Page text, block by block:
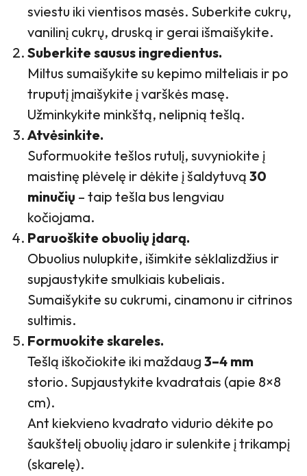
sviestu iki vientisos masės. Suberkite cukrų,
vanilinį cukrų, druską ir gerai išmaišykite.
Suberkite sausus ingredientus.
Miltus sumaišykite su kepimo milteliais ir po
truputį įmaišykite į varškės masę.
Užminkykite minkštą, nelipnią tešlą.
Atvėsinkite.
Suformuokite tešlos rutulį, suvyniokite į
maistinę plėvelę ir dėkite į šaldytuvą 30
minučių – taip tešla bus lengviau
kočiojama.
Paruoškite obuolių įdarą.
Obuolius nulupkite, išimkite sėklalizdžius ir
supjaustykite smulkiais kubeliais.
Sumaišykite su cukrumi, cinamonu ir citrinos
sultimis.
Formuokite skareles.
Tešlą iškočiokite iki maždaug 3–4 mm
storio. Supjaustykite kvadratais (apie 8×8
cm).
Ant kiekvieno kvadrato vidurio dėkite po
šaukštelį obuolių įdaro ir sulenkite į trikampį
(skarelę).